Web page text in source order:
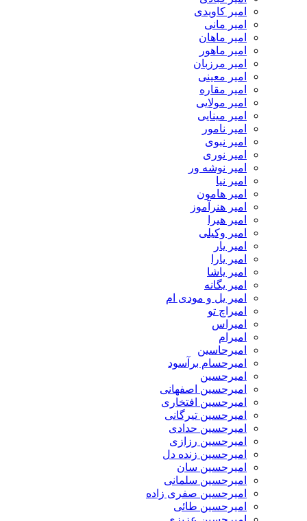
امیر کاویدی
امیر مانی
امیر ماهان
امیر ماهور
امیر مرزبان
امیر معینی
امیر مقاره
امیر مولایی
امیر مینایی
امیر نامور
امیر نبوی
امیر نوری
امیر نوشه ور
امیر نیا
امیر هامون
امیر هنرآموز
امیر هیرا
امیر وکیلی
امیر یار
امیر یارا
امیر یاشا
امیر یگانه
امیر یل و مودی ام
امیراچ تو
امیراس
امیرام
امیرحاسین
امیرحسام برآسود
امیرحسین
امیرحسین اصفهانی
امیرحسین افتخاری
امیرحسین تیرگانی
امیرحسین حدادی
امیرحسین رزازی
امیرحسین زنده دل
امیرحسین سان
امیرحسین سلمانی
امیرحسین صفری زاده
امیرحسین طائی